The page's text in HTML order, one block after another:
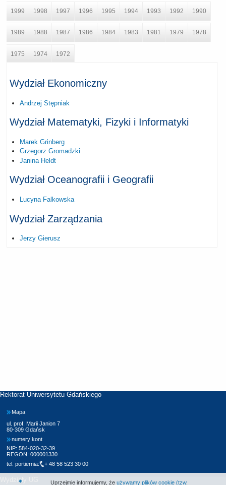
1999 1998 1997 1996 1995 1994 1993 1992 1990
1989 1988 1987 1986 1984 1983 1981 1979 1978
1975 1974 1972
Wydział Ekonomiczny
Andrzej Stępniak
Wydział Matematyki, Fizyki i Informatyki
Marek Grinberg
Grzegorz Gromadzki
Janina Heldt
Wydział Oceanografii i Geografii
Lucyna Falkowska
Wydział Zarządzania
Jerzy Gierusz
Rektorat Uniwersytetu Gdańskiego
Mapa
ul. prof. Marii Janion 7
80-309 Gdańsk
numery kont
NIP: 584-020-32-39
REGON: 000001330
tel. portiernia:
+ 48 58 523 30 00
Wydziały UG Uprzejmie informujemy, że używamy plików cookie (tzw.